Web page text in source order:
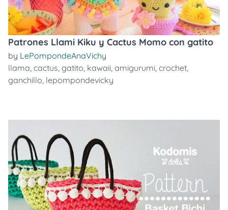
Patrones Llami Kiku y Cactus Momo con gatito
by LePompondeAnaVichy
llama, cactus, gatito, kawaii, amigurumi, crochet,
ganchillo, lepompondevicky